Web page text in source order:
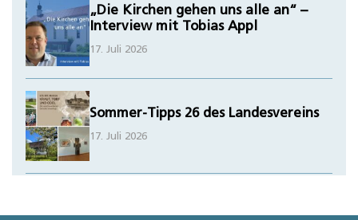
„Die Kirchen gehen uns alle an“ –
Interview mit Tobias Appl
17. Juli 2026
Sommer-Tipps 26 des Landesvereins
17. Juli 2026